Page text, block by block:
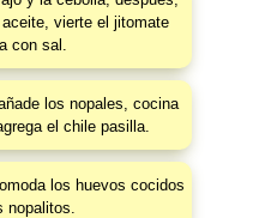
vierte el jitomate
con sal.
los nopales, cocina
el chile pasilla.
los huevos cocidos
nopalitos.